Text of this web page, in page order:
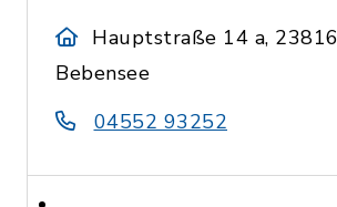
Hauptstraße 14 a, 23816
Bebensee
04552 93252